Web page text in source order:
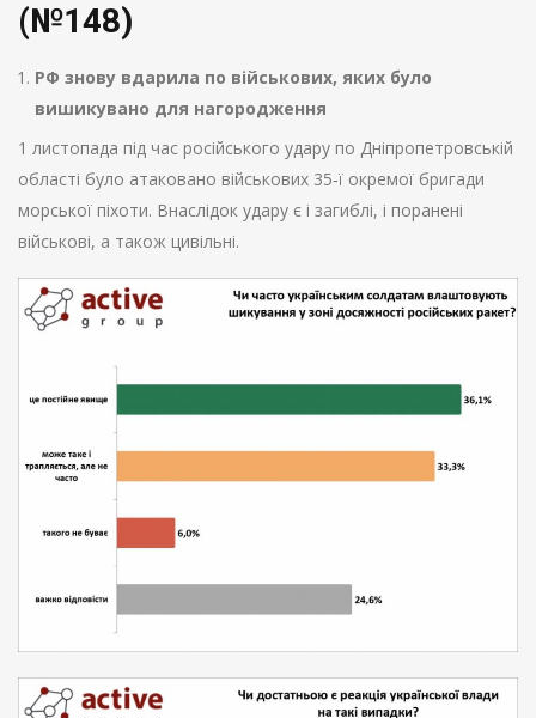
(№148)
РФ знову вдарила по військових, яких було
вишикувано для нагородження
1 листопада під час російського удару по Дніпропетровській
області було атаковано військових 35‑ї окремої бригади
морської піхоти. Внаслідок удару є і загиблі, і поранені
військові, а також цивільні.